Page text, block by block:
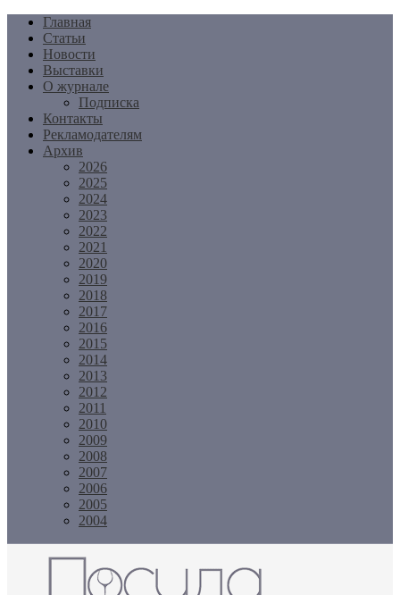
Перейти
содержимому
Главная
Статьи
Новости
Выставки
О журнале
Подписка
Контакты
Рекламодателям
Архив
2026
2025
2024
2023
2022
2021
2020
2019
2018
2017
2016
2015
2014
2013
2012
2011
2010
2009
2008
2007
2006
2005
2004